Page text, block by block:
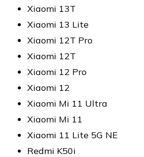
Xiaomi 13T
Xiaomi 13 Lite
Xiaomi 12T Pro
Xiaomi 12T
Xiaomi 12 Pro
Xiaomi 12
Xiaomi Mi 11 Ultra
Xiaomi Mi 11
Xiaomi 11 Lite 5G NE
Redmi K50i